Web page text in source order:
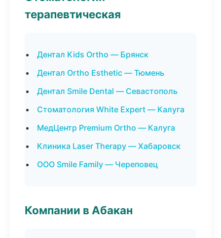
терапевтическая
Дентал Kids Ortho — Брянск
Дентал Ortho Esthetic — Тюмень
Дентал Smile Dental — Севастополь
Стоматология White Expert — Калуга
МедЦентр Premium Ortho — Калуга
Клиника Laser Therapy — Хабаровск
ООО Smile Family — Череповец
Компании в Абакан